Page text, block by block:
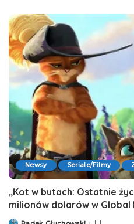
Newsy Seriale/Filmy
„Kot w butach: Ostatnie
milionów dolarów w